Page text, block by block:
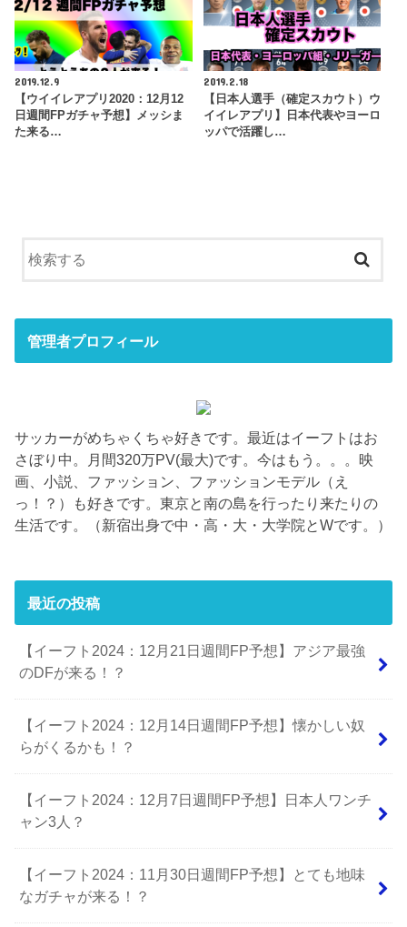
2019.12.9
【ウイイレアプリ2020：12月12
日週間FPガチャ予想】メッシま
た来る…
2019.2.18
【日本人選手（確定スカウト）ウ
イイレアプリ】日本代表やヨーロ
ッパで活躍し…
管理者プロフィール
サッカーがめちゃくちゃ好きです。最近はイーフトはお
さぼり中。月間320万PV(最大)です。今はもう。。。映
画、小説、ファッション、ファッションモデル（え
っ！？）も好きです。東京と南の島を行ったり来たりの
生活です。（新宿出身で中・高・大・大学院とWです。）
最近の投稿
【イーフト2024：12月21日週間FP予想】アジア最強
のDFが来る！？
【イーフト2024：12月14日週間FP予想】懐かしい奴
らがくるかも！？
【イーフト2024：12月7日週間FP予想】日本人ワンチ
ャン3人？
【イーフト2024：11月30日週間FP予想】とても地味
なガチャが来る！？